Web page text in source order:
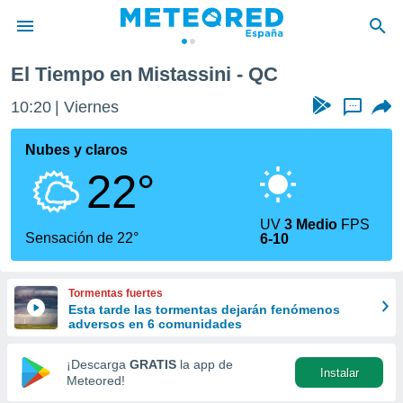
de
por
que se
calidad.
a este
las
y
forma
digital
basada
El Tiempo en Mistassini - QC
10:20 Viernes ...
Nubes y claros
22°
Sensación de 22°
UV3 Medio FPS
6-10
Tormentas fuertes
Esta tarde las tormentas dejarán fenómenos
adversos en 6 comunidades
¡Descarga GRATIS la app de
Meteored!
Instalar